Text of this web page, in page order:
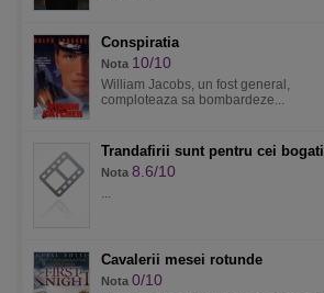
Conspiratia
Nota 10/10
William Jacobs, un fost general,
comploteaza sa bombardeze...
Trandafirii sunt pentru cei bogati
Nota 8.6/10
...
Cavalerii mesei rotunde
Nota 0/10